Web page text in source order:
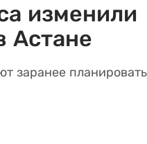
изменили
Астане
заранее планировать